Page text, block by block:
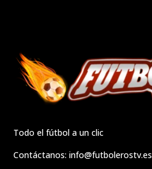
Todo el fútbol a un clic
Contáctanos:info@futbolerostv.es